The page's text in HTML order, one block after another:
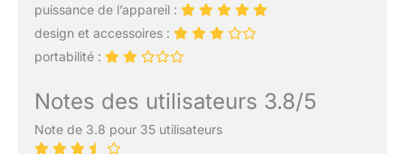
puissance de l’appareil :
design et accessoires :
portabilité :
Notes des utilisateurs 3.8/5
Note de 3.8 pour 35 utilisateurs